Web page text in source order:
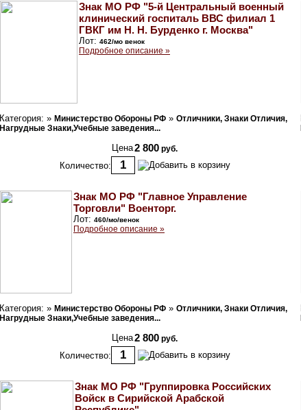
Знак МО РФ "5-й Центральный военный
клинический госпиталь ВВС филиал 1
ГВКГ им Н. Н. Бурденко г. Москва"
Лот: 462/мо венок
Подробное описание »
Категория: » Министерство Обороны РФ » Отличники, Знаки Отличия,
Нагрудные Знаки,Учебные заведения...
Цена2 800 руб.
Количество:
Знак МО РФ "Главное Управление
Торговли" Военторг.
Лот: 460/мо/венок
Подробное описание »
Категория: » Министерство Обороны РФ » Отличники, Знаки Отличия,
Нагрудные Знаки,Учебные заведения...
Цена2 800 руб.
Количество:
Знак МО РФ "Группировка Российских
Войск в Сирийской Арабской